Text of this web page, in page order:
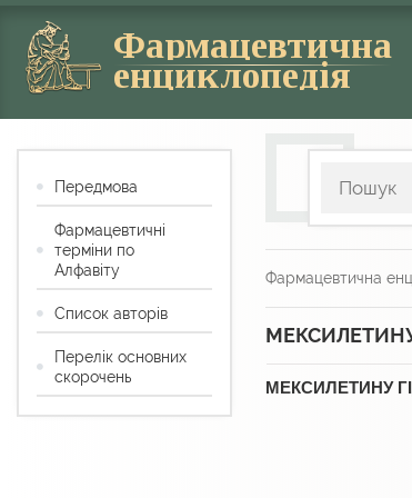
Фармацевтична
енциклопедія
Фармацевтична
МЕКСИЛЕТИНУ
Передмова
Фармацевтичні
терміни по
Алфавіту
Список авторів
Перелік основних
скорочень